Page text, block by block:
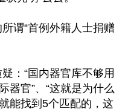
谓“首例外籍人士捐赠
：“国内器官库不够用
器官”、“这就是为什么
能找到5个匹配的，这